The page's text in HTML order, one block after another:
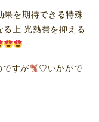
果を期待できる特殊
上 光熱費を抑える
ですが
♡いかがで